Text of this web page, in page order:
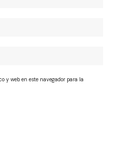
y web en este navegador para la